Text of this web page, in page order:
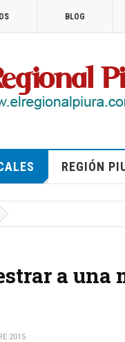
BLOG
REGIÓN
a una
2015